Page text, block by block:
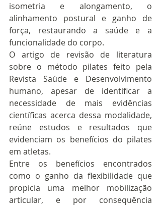
isometria e alongamento, o
alinhamento postural e ganho de
força, restaurando a saúde e a
funcionalidade do corpo.
O artigo de revisão de literatura
sobre o método pilates feito pela
Revista Saúde e Desenvolvimento
humano, apesar de identificar a
necessidade de mais evidências
científicas acerca dessa modalidade,
reúne estudos e resultados que
evidenciam os benefícios do pilates
em atletas.
Entre os benefícios encontrados
como o ganho da flexibilidade que
propicia uma melhor mobilização
articular, e por consequência